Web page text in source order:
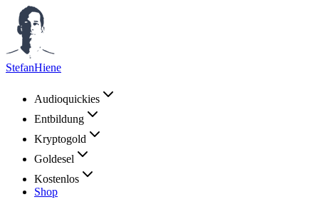
StefanHiene
Audioquickies
Entbildung
Kryptogold
Goldesel
Kostenlos
Shop